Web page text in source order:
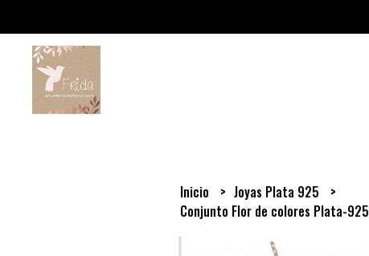
Inicio
Joyas Plata 925
Conjunto Flor de colores Plata-925